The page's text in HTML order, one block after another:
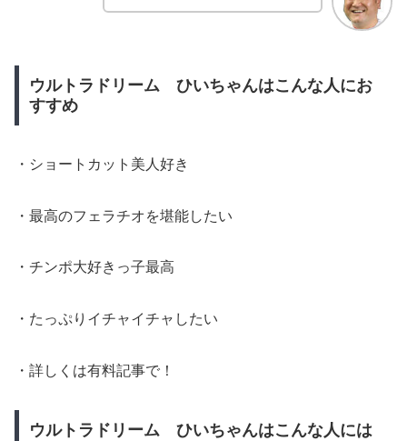
ウルトラドリーム ひいちゃんはこんな人にお
すすめ
・ショートカット美人好き
・最高のフェラチオを堪能したい
・チンポ大好きっ子最高
・たっぷりイチャイチャしたい
・詳しくは有料記事で！
ウルトラドリーム ひいちゃんはこんな人には